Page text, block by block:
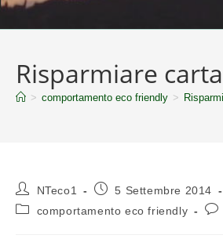
Risparmiare
> comportamento eco friendly >
NTeco1
5 Settembre 2014
comportamento eco friendly